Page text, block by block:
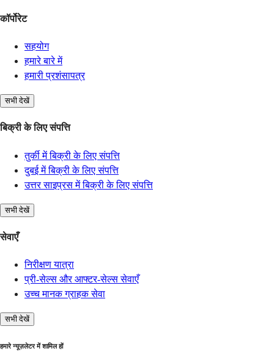
कॉर्पोरेट
सहयोग
हमारे बारे में
हमारी प्रशंसापत्र
सभी देखें
बिक्री के लिए संपत्ति
तुर्की में बिक्री के लिए संपत्ति
दुबई में बिक्री के लिए संपत्ति
उत्तर साइप्रस में बिक्री के लिए संपत्ति
सभी देखें
सेवाएँ
निरीक्षण यात्रा
प्री-सेल्स और आफ्टर-सेल्स सेवाएँ
उच्च मानक ग्राहक सेवा
सभी देखें
हमारे न्यूज़लेटर में शामिल हों